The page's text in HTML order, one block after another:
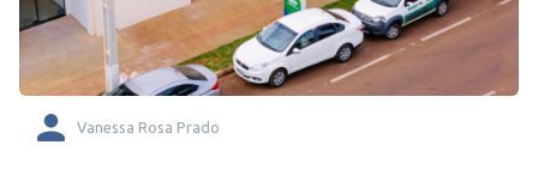
Vanessa Rosa Prado